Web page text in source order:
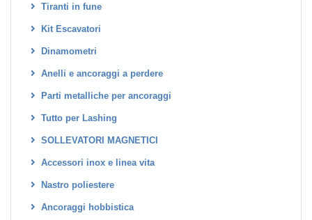
Tiranti in fune
Kit Escavatori
Dinamometri
Anelli e ancoraggi a perdere
Parti metalliche per ancoraggi
Tutto per Lashing
SOLLEVATORI MAGNETICI
Accessori inox e linea vita
Nastro poliestere
Ancoraggi hobbistica